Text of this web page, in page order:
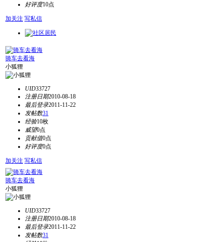
好评度10点
加关注 写私信
骑车去看海
小狐狸
UID33727
注册日期2010-08-18
最后登录2011-11-22
发帖数31
经验10枚
威望0点
贡献值0点
好评度0点
加关注 写私信
骑车去看海
小狐狸
UID33727
注册日期2010-08-18
最后登录2011-11-22
发帖数31